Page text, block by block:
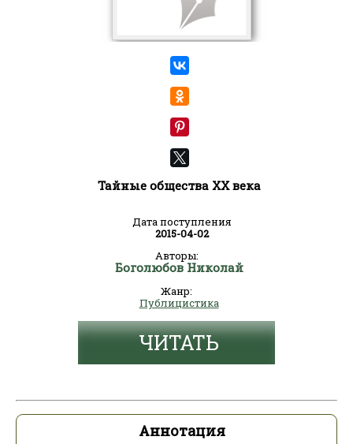
Тайные общества XX века
Дата поступления
2015-04-02
Авторы:
Боголюбов Николай
Жанр:
Публицистика
ЧИТАТЬ
Аннотация